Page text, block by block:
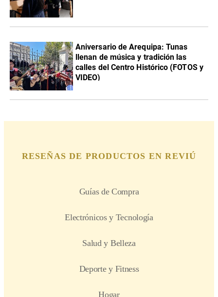
Aniversario de Arequipa: Tunas
llenan de música y tradición las
calles del Centro Histórico (FOTOS y
VIDEO)